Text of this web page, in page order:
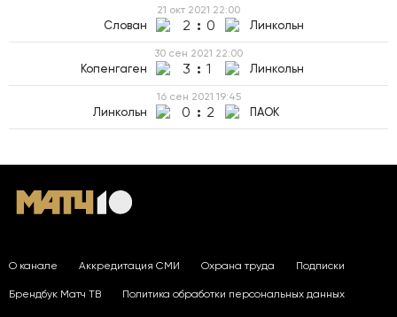
21 окт 2021 22:00
Слован 2 : 0 Линкольн
30 сен 2021 22:00
Копенгаген 3 : 1 Линкольн
16 сен 2021 19:45
Линкольн 0 : 2 ПАОК
О канале Аккредитация СМИ Охрана труда Подписки
Брендбук Матч ТВ Политика обработки персональных данных